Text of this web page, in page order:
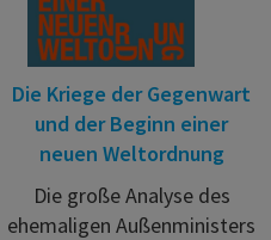
Die Kriege der Gegenwart
und der Beginn einer
neuen Weltordnung
Die große Analyse des
ehemaligen Außenministers